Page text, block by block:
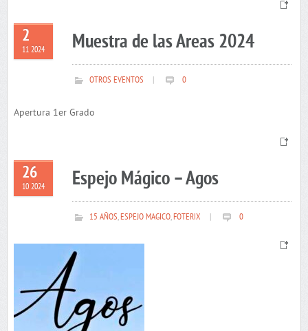
2
11 2024 Muestra de las Areas 2024
OTROS EVENTOS 0
Apertura 1er Grado
26
10 2024 Espejo Mágico – Agos
15 AÑOS,ESPEJO MAGICO,FOTERIX 0